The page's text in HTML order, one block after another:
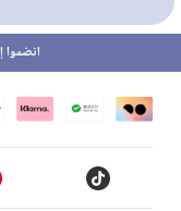
انضموا